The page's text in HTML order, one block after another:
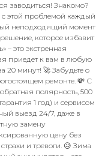
заводиться! Знакомо?
с этой проблемой каждый
неподходящий момент
решение, которое избавит
– это экстренная
приедет к вам в любую
20 минут! 🚀 Забудьте о
ремонте. 💸 С
полярность, 500
1 год) и сервисом
выезд 24/7, даже в
замену
цену без
и тревоги. 😥 Зима